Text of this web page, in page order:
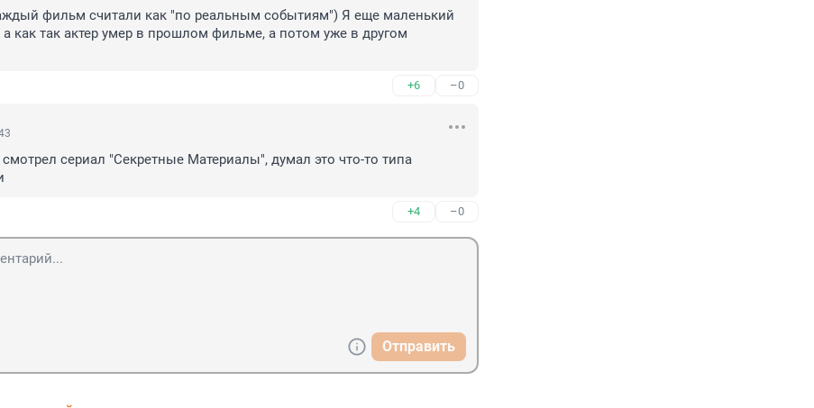
фильм считали как "по реальным событиям") Я еще маленький
как так актер умер в прошлом фильме, а потом уже в другом
+6 –0
смотрел сериал "Секретные Материалы", думал это что-то типа
+4 –0
Отправить